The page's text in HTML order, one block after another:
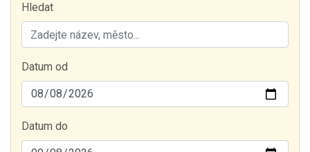
Hledat
Datum od
Datum do